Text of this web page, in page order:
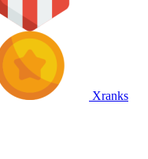
Xranks